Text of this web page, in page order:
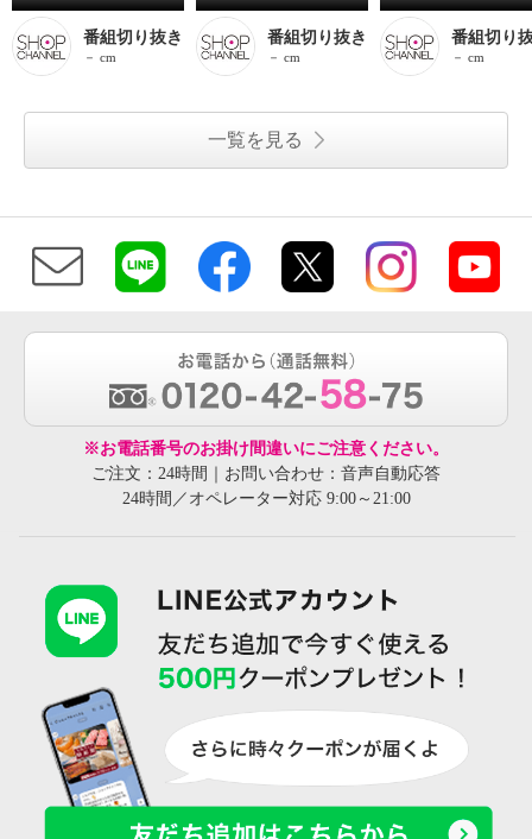
番組切り抜き
－ cm
番組切り抜き
－ cm
番組切り
－ cm
一覧を見る
※お電話番号のお掛け間違いにご注意ください。
ご注文：24時間｜お問い合わせ：音声自動応答
24時間／オペレーター対応 9:00～21:00